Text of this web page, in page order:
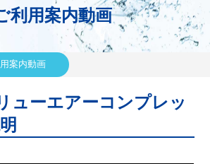
利用案内動画
案内動画
ューエアーコンプレッ